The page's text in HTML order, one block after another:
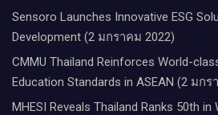
Sensoro Launches Innovative ESG
Development (2 มกราคม 2022)
CMMU Thailand Reinforces World-
Education Standards in ASEAN (2 มกร
MHESI Reveals Thailand Ranks 50th in